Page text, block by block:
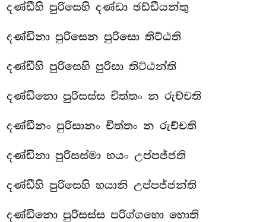
දණ්ඩීහි පුරිසෙහි දණ්ඩා ඡඩ්ඩීයන්තු
දණ්ඩිනා පුරිසෙන පුරිසො තිට්ඨති
දණ්ඩීහි පුරිසෙහි පුරිසා තිට්ඨන්ති
දණ්ඩිනො පුරිසස්ස චිත්තං න රුච්චති
දණ්ඩීනං පුරිසානං චිත්තං න රුච්චති
දණ්ඩිනා පුරිසස්මා භයං උප්පජ්ජති
දණ්ඩීහි පුරිසෙහි භයානි උප්පජ්ජන්ති
දණ්ඩිනො පුරිසස්ස පරිග්ගහො හොති